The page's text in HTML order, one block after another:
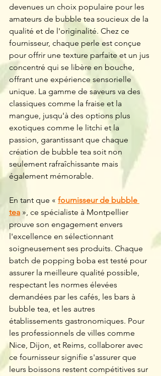
devenues un choix populaire pour les
amateurs de bubble tea soucieux de la
qualité et de l'originalité. Chez ce
fournisseur, chaque perle est conçue
pour offrir une texture parfaite et un jus
concentré qui se libère en bouche,
offrant une expérience sensorielle
unique. La gamme de saveurs va des
classiques comme la fraise et la
mangue, jusqu'à des options plus
exotiques comme le litchi et la
passion, garantissant que chaque
création de bubble tea soit non
seulement rafraîchissante mais
également mémorable.
En tant que « fournisseur de bubble
tea », ce spécialiste à Montpellier
prouve son engagement envers
l'excellence en sélectionnant
soigneusement ses produits. Chaque
batch de popping boba est testé pour
assurer la meilleure qualité possible,
respectant les normes élevées
demandées par les cafés, les bars à
bubble tea, et les autres
établissements gastronomiques. Pour
les professionnels de villes comme
Nice, Dijon, et Reims, collaborer avec
ce fournisseur signifie s'assurer que
leurs boissons restent compétitives sur